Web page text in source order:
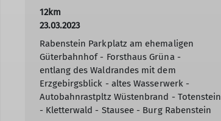
12km
23.03.2023
Rabenstein Parkplatz am ehemaligen
Güterbahnhof - Forsthaus Grüna -
entlang des Waldrandes mit dem
Erzgebirgsblick - altes Wasserwerk -
Autobahnrastpltz Wüstenbrand - Totenstein
- Kletterwald - Stausee - Burg Rabenstein